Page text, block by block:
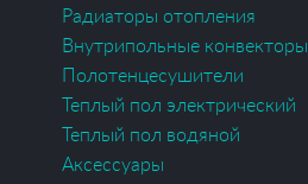
Радиаторы отопления
Внутрипольные конвекторы
Полотенцесушители
Теплый пол электрический
Теплый пол водяной
Аксессуары